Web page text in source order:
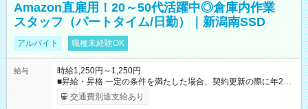
Amazon直雇用！20～50代活躍中◎倉庫内作業
スタッフ（パートタイム/日勤）｜新潟南SSD
アルバイト 職種未経験OK
給与
時給1,250円～1,250円
■昇給・昇格 一定の条件を満たした場合、契約更新の際に年2回
まで昇給の機会があります。 ■正社員登用制度あり ※月末締/翌
月25日支払い ※時間外手当、別途支給 ※深夜割増賃金 (22:00～
交通費別途支給あり